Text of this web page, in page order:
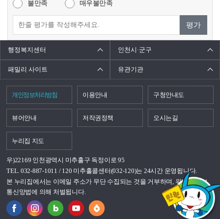
불만족 매우불만족
평가
행정복지센터 인천시·군구
패밀리 사이트 유관기관
개인정보처리방침 이용안내 구청안내도
뷰어안내 저작권정책 오시는길
누리집 지도
우)22169 인천광역시 미추홀구 독정이로 95
TEL. 032-887-1011 / 120 미추홀콜센터(032-120)는 24시간 운영됩니다.
본 누리집에서는 이메일 주소가 무단 수집되는 것을 거부하며, 위반시 정보
통신망법에 의해 처벌됩니다.